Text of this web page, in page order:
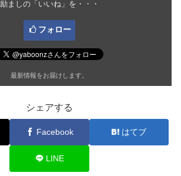
励ましの「いいね」を・・・
フォロー
最新情報をお届けします。
シェアする
Facebook はてブ
LINE